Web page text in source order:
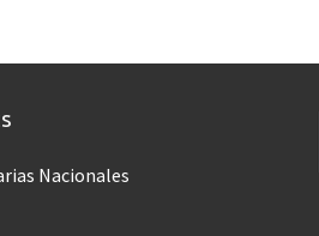
Nacionales